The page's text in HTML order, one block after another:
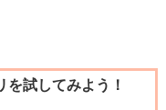
」と考える人が多
それこそ「杞憂」が
を試してみよう！